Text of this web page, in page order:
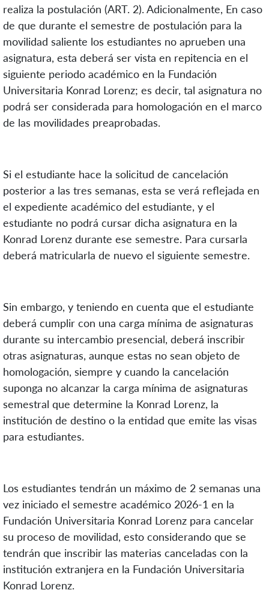
realiza la postulación (ART. 2). Adicionalmente, En caso
de que durante el semestre de postulación para la
movilidad saliente los estudiantes no aprueben una
asignatura, esta deberá ser vista en repitencia en el
siguiente periodo académico en la Fundación
Universitaria Konrad Lorenz; es decir, tal asignatura no
podrá ser considerada para homologación en el marco
de las movilidades preaprobadas.
Si el estudiante hace la solicitud de cancelación
posterior a las tres semanas, esta se verá reflejada en
el expediente académico del estudiante, y el
estudiante no podrá cursar dicha asignatura en la
Konrad Lorenz durante ese semestre. Para cursarla
deberá matricularla de nuevo el siguiente semestre.
Sin embargo, y teniendo en cuenta que el estudiante
deberá cumplir con una carga mínima de asignaturas
durante su intercambio presencial, deberá inscribir
otras asignaturas, aunque estas no sean objeto de
homologación, siempre y cuando la cancelación
suponga no alcanzar la carga mínima de asignaturas
semestral que determine la Konrad Lorenz, la
institución de destino o la entidad que emite las visas
para estudiantes.
Los estudiantes tendrán un máximo de 2 semanas una
vez iniciado el semestre académico 2026-1 en la
Fundación Universitaria Konrad Lorenz para cancelar
su proceso de movilidad, esto considerando que se
tendrán que inscribir las materias canceladas con la
institución extranjera en la Fundación Universitaria
Konrad Lorenz.